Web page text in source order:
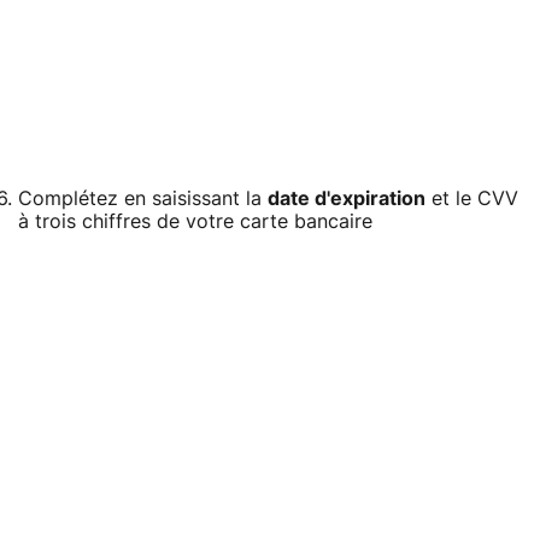
Complétez en saisissant la date d'expiration et le CVV
à trois chiffres de votre carte bancaire